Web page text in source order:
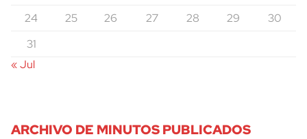
24
25 26 27 28 29
30
31
« Jul
ARCHIVO DE MINUTOS PUBLICADOS